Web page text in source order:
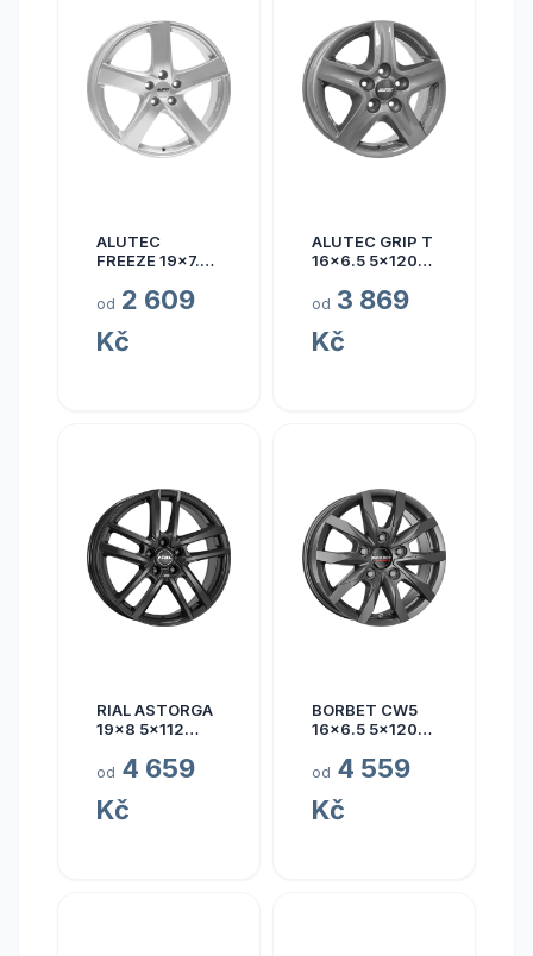
ALUTEC
FREEZE 19x7.5
od 2 609
Kč
ALUTEC GRIP T
16x6.5 5x120
od 3 869
Kč
RIAL ASTORGA
19x8 5x112
od 4 659
Kč
BORBET CW5
16x6.5 5x120
od 4 559
Kč